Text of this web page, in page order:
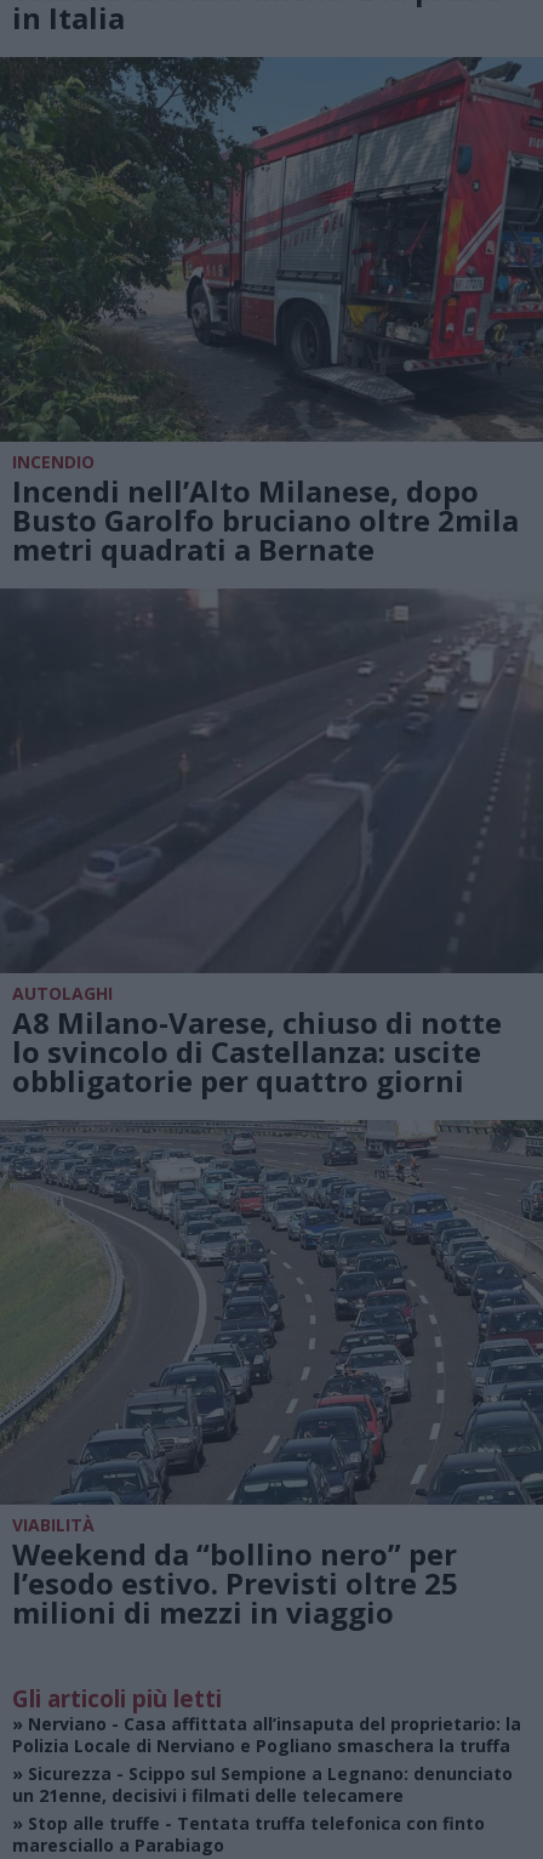
in Italia
INCENDIO
Incendi nell’Alto Milanese, dopo
Busto Garolfo bruciano oltre 2mila
metri quadrati a Bernate
AUTOLAGHI
A8 Milano-Varese, chiuso di notte
lo svincolo di Castellanza: uscite
obbligatorie per quattro giorni
VIABILITÀ
Weekend da “bollino nero” per
l’esodo estivo. Previsti oltre 25
milioni di mezzi in viaggio
Gli articoli più letti
» Nerviano - Casa affittata all’insaputa del proprietario: la
Polizia Locale di Nerviano e Pogliano smaschera la truffa
» Sicurezza - Scippo sul Sempione a Legnano: denunciato
un 21enne, decisivi i filmati delle telecamere
» Stop alle truffe - Tentata truffa telefonica con finto
maresciallo a Parabiago